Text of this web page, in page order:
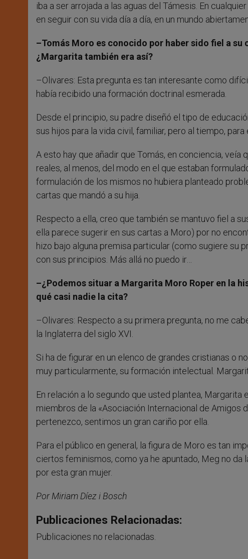
iba a ser arrojada a las aguas del Támesis. En
en seguir con su vida día a día, en un mundo
–Tomás Moro es conocido por haber sido fiel a
¿Margarita también era así?
–Olivares: Esta pregunta es tan interesante como
había recibido una formación doctrinal esmerada.
Desde el principio, su padre diseñó el tipo de
sus hijos para la vida civil, familiar, pero al tiempo, para
A esto hay que añadir que Tomás, en conciencia,
reales, al menos, del modo en el que estaban
formulación de los mismos no hubiera planteado
cartas que mandó a su hija.
Respecto a ella, creo que también se mantuvo fiel a
ella parece sugerir en sus cartas a Moro) por no
hizo bajo alguna premisa particular (como sugiere su
con sus principios. Más allá no puedo ir…
–¿Podemos situar a Margarita Moro Roper en la
qué casi nadie la cita?
–Olivares: Respecto a su primera pregunta, no me
la Inglaterra del siglo XVI.
Si ha de figurar en un elenco de grandes cristianas o
muy particularmente, su formación intelectual.
En relación a lo segundo que usted plantea,
miembros de la «Asociación Internacional de Amigos
pertenezco, sentimos un gran cariño por ella.
Para el público en general, la figura de Moro es tan
ciertos feminismos, como ya he apuntado, Meg no da
por esta gran mujer.
Por Miriam Díez i Bosch
Publicaciones Relacionadas:
Publicaciones no relacionadas.